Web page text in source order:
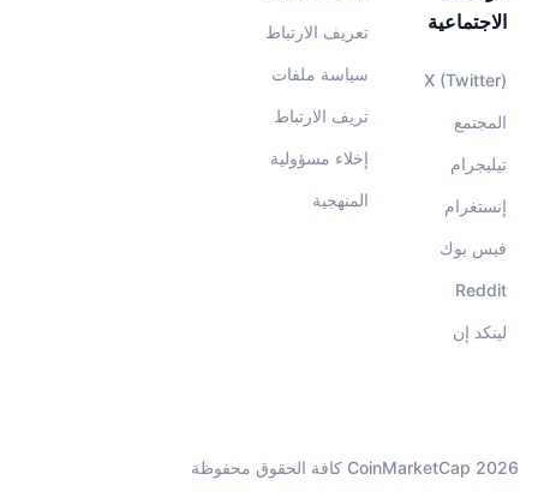
تعريف الارتباط
سياسة ملفات
تريف الارتباط
إخلاء مسؤولية
المنهجية
الاجتماعية
X (Twitter)
المجتمع
تيليجرام
إنستغرام
فيس بوك
Reddit
لينكد إن
CoinMarketCap 2026 كافة الحقوق محفوظة